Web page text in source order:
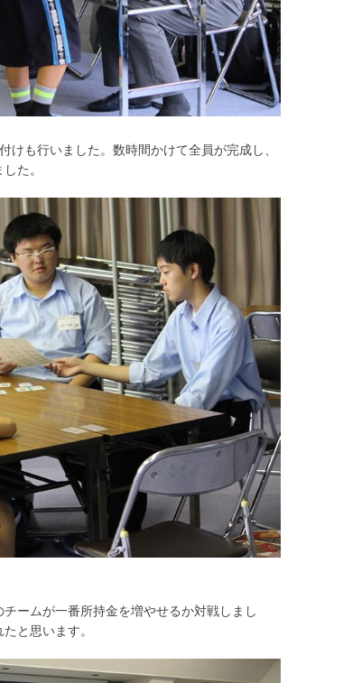
も行いました。数時間かけて全員が完成し、
た。
ームが一番所持金を増やせるか対戦しまし
と思います。